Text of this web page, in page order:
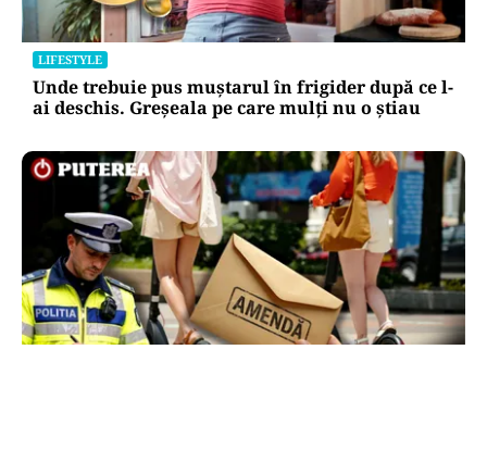
LIFESTYLE
Unde trebuie pus muștarul în frigider după ce l-
ai deschis. Greșeala pe care mulți nu o știau